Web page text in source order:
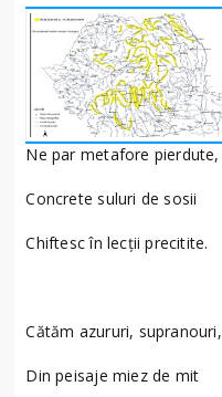
Ne par metafore pierdute,
Concrete suluri de sosii
Chiftesc în lecții precitite.
Cătăm azururi, supranouri,
Din peisaje miez de mit